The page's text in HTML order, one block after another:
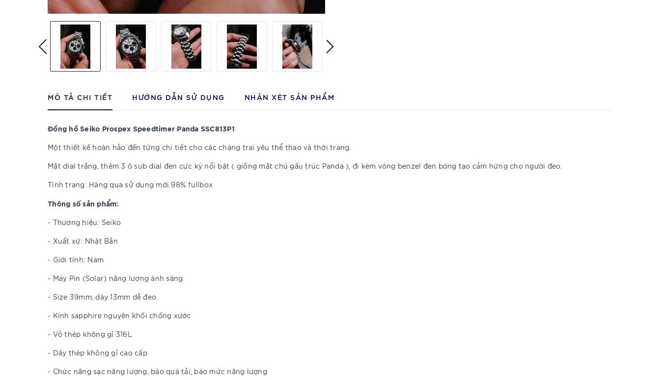
MÔ TẢ CHI TIẾT HƯỚNG DẪN SỬ DỤNG NHẬN XÉT SẢN PHẨM
Đồng hồ Seiko Prospex Speedtimer Panda SSC813P1
Một thiết kế hoàn hảo đến từng chi tiết cho các chàng trai yêu thể thao và thời trang.
Mặt dial trắng, thêm 3 ô sub dial đen cực kỳ nổi bật ( giống mặt chú gấu trúc Panda ), đi kèm vòng benzel đen bóng tạo cảm hứng cho người đeo.
Tình trạng: Hàng qua sử dụng mới 98% fullbox
Thông số sản phẩm:
- Thương hiệu: Seiko
- Xuất xứ: Nhật Bản
- Giới tính: Nam
- Máy Pin (Solar) năng lượng ánh sáng
- Size 39mm, dày 13mm dễ đeo
- Kính sapphire nguyên khối chống xước
- Vỏ thép không gỉ 316L
- Dây thép không gỉ cao cấp
- Chức năng sạc năng lượng, báo quá tải, báo mức năng lượng